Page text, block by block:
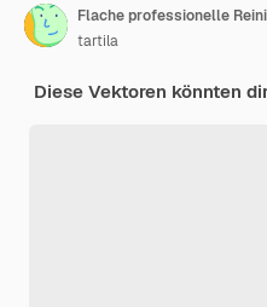
tartila
Diese Vektoren könnten